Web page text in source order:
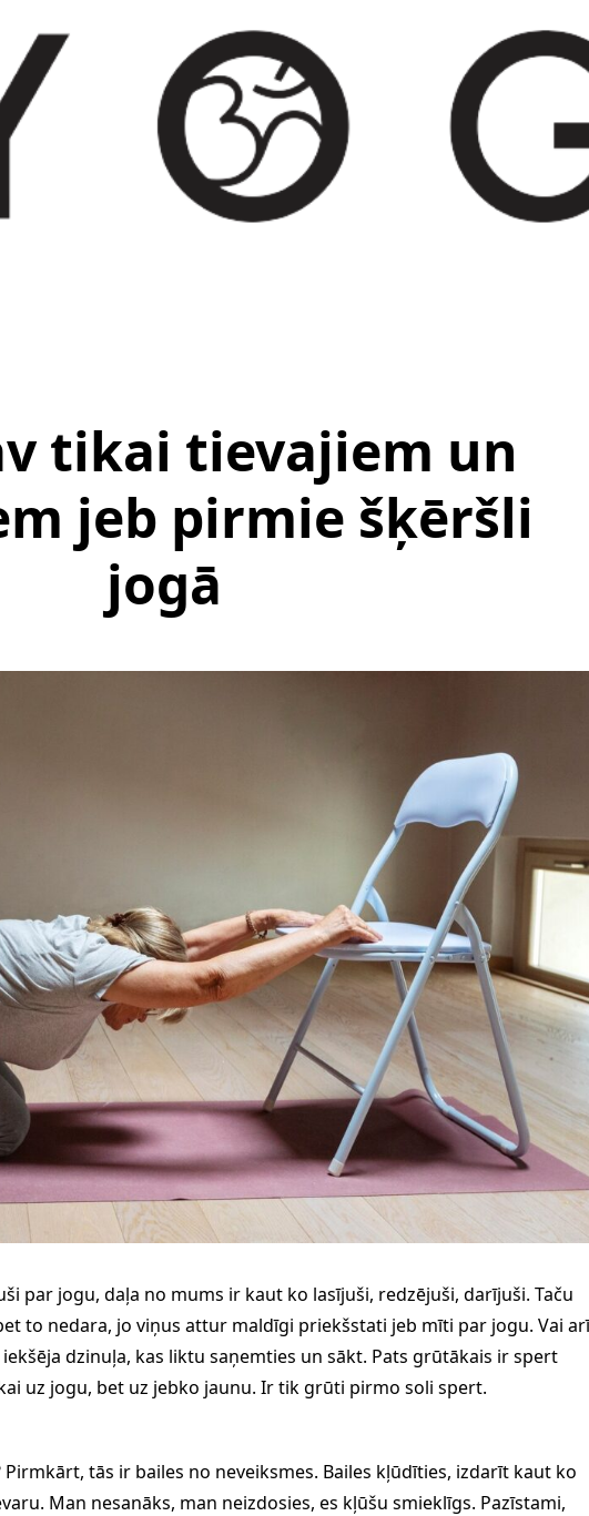
tikai tievajiem un
jeb pirmie šķēršli
jogā
par jogu, daļa no mums ir kaut ko lasījuši, redzējuši, darījuši. Taču
to nedara, jo viņus attur maldīgi priekšstati jeb mīti par jogu. Vai arī
dzinuļa, kas liktu saņemties un sākt. Pats grūtākais ir spert
uz jogu, bet uz jebko jaunu. Ir tik grūti pirmo soli spert.
tās ir bailes no neveiksmes. Bailes kļūdīties, izdarīt kaut ko
Man nesanāks, man neizdosies, es kļūšu smieklīgs. Pazīstami,